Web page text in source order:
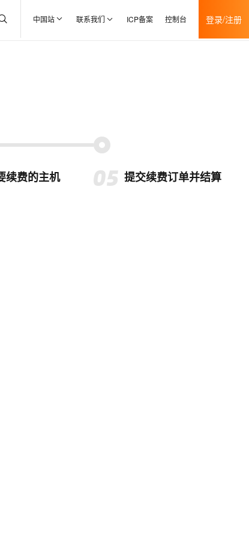
中国站 联系我们 ICP备案 控制台 登录/注册
续费的主机 提交续费订单并结算